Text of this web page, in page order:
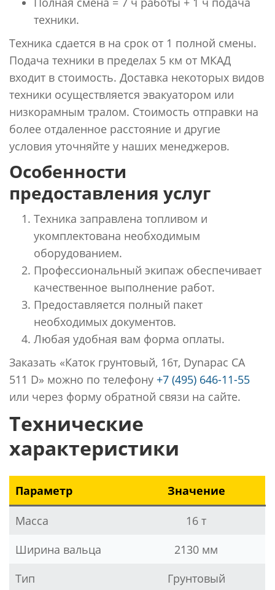
техники.
Техника сдается в на срок от 1 полной смены.
Подача техники в пределах 5 км от МКАД
входит в стоимость. Доставка некоторых видов
техники осуществляется эвакуатором или
низкорамным тралом. Стоимость отправки на
более отдаленное расстояние и другие
условия уточняйте у наших менеджеров.
Особенности
предоставления услуг
Техника заправлена топливом и
укомплектована необходимым
оборудованием.
Профессиональный экипаж обеспечивает
качественное выполнение работ.
Предоставляется полный пакет
необходимых документов.
Любая удобная вам форма оплаты.
Заказать «Каток грунтовый, 16т, Dynapac CA
511 D» можно по телефону +7 (495) 646-11-55
или через форму обратной связи на сайте.
Технические
характеристики
Параметр Значение
Масса
16 т
Ширина вальца
2130 мм
Тип
Грунтовый